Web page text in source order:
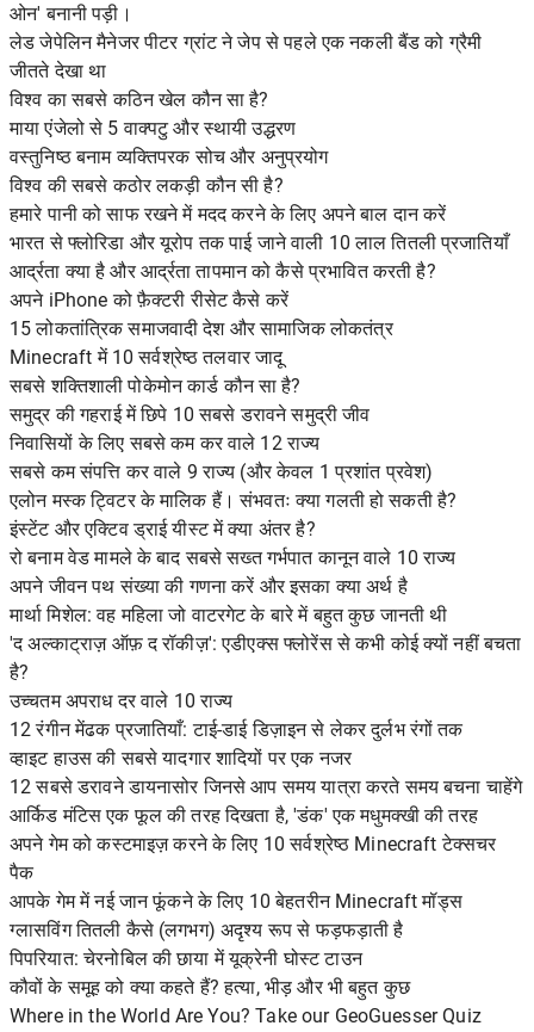
ओन' बनानी पड़ी।
लेड जेपेलिन मैनेजर पीटर ग्रांट ने जेप से पहले एक नकली बैंड को ग्रैमी
जीतते देखा था
विश्व का सबसे कठिन खेल कौन सा है?
माया एंजेलो से 5 वाक्पटु और स्थायी उद्धरण
वस्तुनिष्ठ बनाम व्यक्तिपरक सोच और अनुप्रयोग
विश्व की सबसे कठोर लकड़ी कौन सी है?
हमारे पानी को साफ रखने में मदद करने के लिए अपने बाल दान करें
भारत से फ्लोरिडा और यूरोप तक पाई जाने वाली 10 लाल तितली प्रजातियाँ
आर्द्रता क्या है और आर्द्रता तापमान को कैसे प्रभावित करती है?
अपने iPhone को फ़ैक्टरी रीसेट कैसे करें
15 लोकतांत्रिक समाजवादी देश और सामाजिक लोकतंत्र
Minecraft में 10 सर्वश्रेष्ठ तलवार जादू
सबसे शक्तिशाली पोकेमोन कार्ड कौन सा है?
समुद्र की गहराई में छिपे 10 सबसे डरावने समुद्री जीव
निवासियों के लिए सबसे कम कर वाले 12 राज्य
सबसे कम संपत्ति कर वाले 9 राज्य (और केवल 1 प्रशांत प्रवेश)
एलोन मस्क ट्विटर के मालिक हैं। संभवतः क्या गलती हो सकती है?
इंस्टेंट और एक्टिव ड्राई यीस्ट में क्या अंतर है?
रो बनाम वेड मामले के बाद सबसे सख्त गर्भपात कानून वाले 10 राज्य
अपने जीवन पथ संख्या की गणना करें और इसका क्या अर्थ है
मार्था मिशेल: वह महिला जो वाटरगेट के बारे में बहुत कुछ जानती थी
'द अल्काट्राज़ ऑफ़ द रॉकीज़': एडीएक्स फ्लोरेंस से कभी कोई क्यों नहीं बचता
है?
उच्चतम अपराध दर वाले 10 राज्य
12 रंगीन मेंढक प्रजातियाँ: टाई-डाई डिज़ाइन से लेकर दुर्लभ रंगों तक
व्हाइट हाउस की सबसे यादगार शादियों पर एक नजर
12 सबसे डरावने डायनासोर जिनसे आप समय यात्रा करते समय बचना चाहेंगे
आर्किड मंटिस एक फूल की तरह दिखता है, 'डंक' एक मधुमक्खी की तरह
अपने गेम को कस्टमाइज़ करने के लिए 10 सर्वश्रेष्ठ Minecraft टेक्सचर
पैक
आपके गेम में नई जान फूंकने के लिए 10 बेहतरीन Minecraft मॉड्स
ग्लासविंग तितली कैसे (लगभग) अदृश्य रूप से फड़फड़ाती है
पिपरियात: चेरनोबिल की छाया में यूक्रेनी घोस्ट टाउन
कौवों के समूह को क्या कहते हैं? हत्या, भीड़ और भी बहुत कुछ
Where in the World Are You? Take our GeoGuesser Quiz